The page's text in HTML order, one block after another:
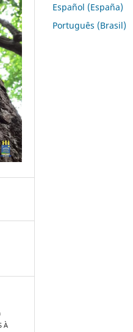
À
Español (España)
Português (Brasil)